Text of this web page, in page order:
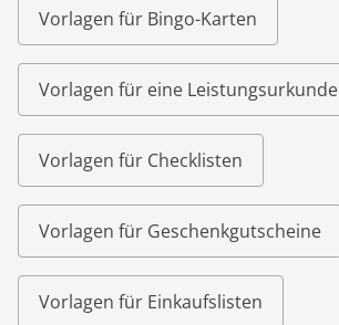
Vorlagen für Bingo-Karten
Vorlagen für eine Leistungsurkunde
Vorlagen für Checklisten
Vorlagen für Geschenkgutscheine
Vorlagen für Einkaufslisten